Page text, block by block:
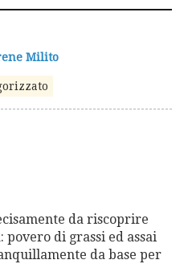
Milito
da riscoprire
povero di grassi ed assai
da base per